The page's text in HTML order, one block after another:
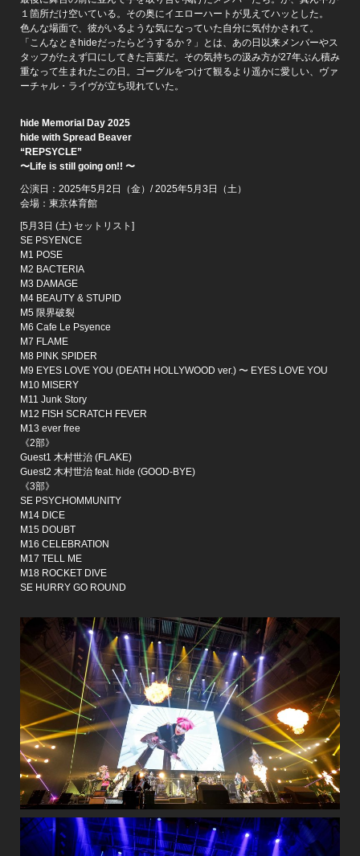
１箇所だけ空いている。その奥にイエローハートが見えてハッとした。
色んな場面で、彼がいるような気になっていた自分に気付かされて。
「こんなときhideだったらどうするか？」とは、あの日以来メンバーやス
タッフがたえず口にしてきた言葉だ。その気持ちの汲み方が27年ぶん積み
重なって生まれたこの日。ゴーグルをつけて観るより遥かに愛しい、ヴァ
ーチャル・ライヴが立ち現れていた。
hide Memorial Day 2025
hide with Spread Beaver
“REPSYCLE”
〜Life is still going on!! 〜
公演日：2025年5月2日（金）/ 2025年5月3日（土）
会場：東京体育館
[5月3日 (土) セットリスト]
SE PSYENCE
M1 POSE
M2 BACTERIA
M3 DAMAGE
M4 BEAUTY & STUPID
M5 限界破裂
M6 Cafe Le Psyence
M7 FLAME
M8 PINK SPIDER
M9 EYES LOVE YOU (DEATH HOLLYWOOD ver.) 〜 EYES LOVE YOU
M10 MISERY
M11 Junk Story
M12 FISH SCRATCH FEVER
M13 ever free
《2部》
Guest1 木村世治 (FLAKE)
Guest2 木村世治 feat. hide (GOOD-BYE)
《3部》
SE PSYCHOMMUNITY
M14 DICE
M15 DOUBT
M16 CELEBRATION
M17 TELL ME
M18 ROCKET DIVE
SE HURRY GO ROUND